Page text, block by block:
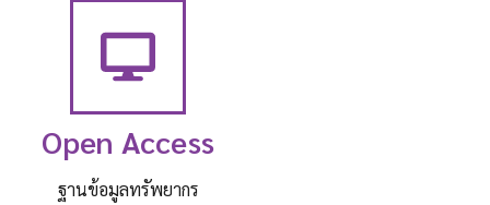
Open Access
ฐานข้อมูลทรัพยากร